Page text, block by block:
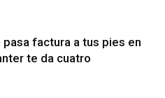
pasa factura a tus pies en
te da cuatro